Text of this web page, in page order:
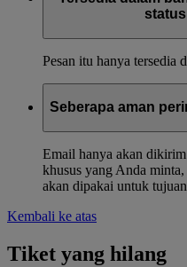
Pesan itu hanya tersedia
Seberapa aman
Email hanya akan
khusus yang Anda
akan dipakai untuk
Kembali ke atas
Tiket yang hilang